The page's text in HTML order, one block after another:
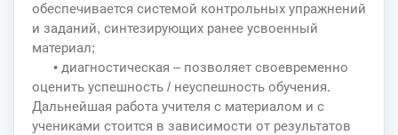
обеспечивается системой контрольных упражнений
и заданий, синтезирующих ранее усвоенный
материал;
• диагностическая – позволяет своевременно
оценить успешность / неуспешность обучения.
Дальнейшая работа учителя с материалом и с
учениками стоится в зависимости от результатов